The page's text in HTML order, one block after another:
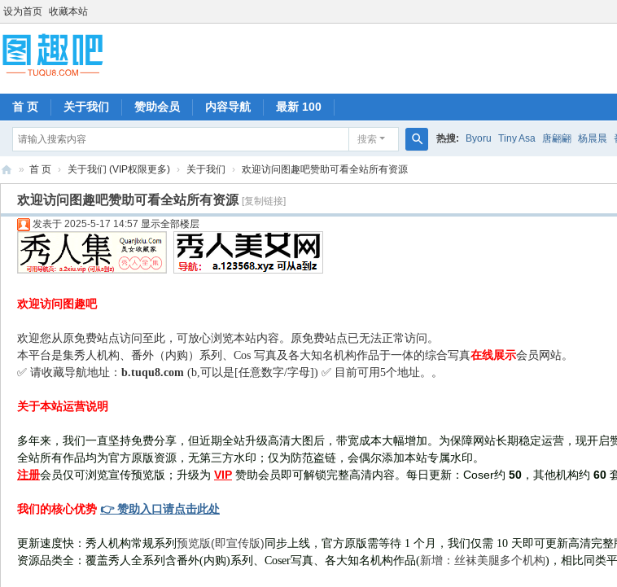
设为首页 收藏本站
首 页 关于我们 赞助会员 内容导航 最新 100
搜索
索
热搜: Byoru Tiny Asa 唐翩翩 杨晨晨
趣
» 首 页 › 关于我们 (VIP权限更多) › 关于我们 › 欢迎访问图趣吧赞助可看全站所有资源
欢迎访问图趣吧赞助可看全站所有资源 [复制链接]
发表于 2025-5-17 14:57 显示全部楼层
欢迎访问图趣吧
欢迎您从原免费站点访问至此，可放心浏览本站内容。原免费站点已无法正常访问。
本平台是集秀人机构、番外（内购）系列、Cos 写真及各大知名机构作品于一体的综合写真在线展示会员网站。
✅ 请收藏导航地址： b.tuqu8.com (b,可以是[任意数字/字母]) ✅ 目前可用5个地址。。
关于本站运营说明
多年来，我们一直坚持免费分享，但近期全站升级高清大图后，带宽成本大幅增加。为保障网站长期稳定运营，现开启
全站所有作品均为官方原版资源，无第三方水印；仅为防范盗链，会偶尔添加本站专属水印。
注册会员仅可浏览宣传预览版 ； 升级为 VIP 赞助会员即可解锁完整高清内容。每日更新： Coser约 50 ，其他机构约 60
我们的核心优势 👉 赞助入口请点击此处
更新速度快：秀人机构常规系列 预览版(即宣传版) 同步上线，官方原版需等待 1 个月，我们仅需 10 天即可更新高清完整
资源品类全：覆盖秀人全系列含番外(内购)系列、Coser写真、各大知名机构作品(新增：丝袜美腿多个机构)，相比同类